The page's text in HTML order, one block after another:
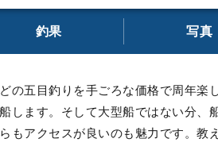
釣果 写真
の五目釣りを手ごろな価格で周年楽
します。そして大型船ではない分、
もアクセスが良いのも魅力です。教